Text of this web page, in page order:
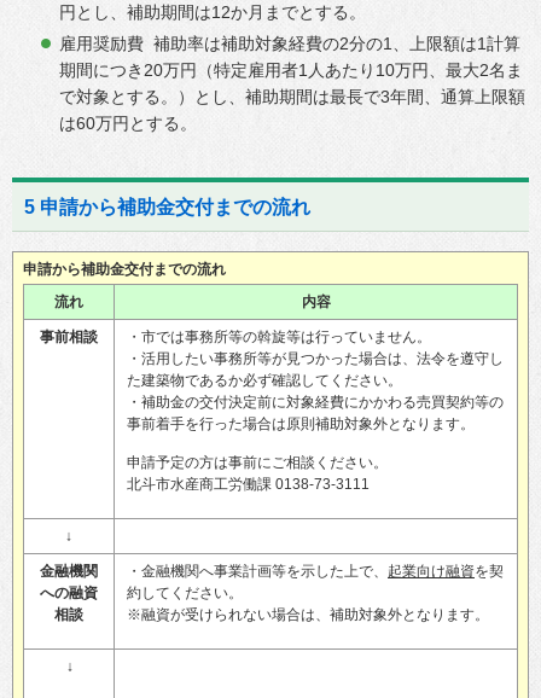
円とし、補助期間は12か月までとする。
雇用奨励費 補助率は補助対象経費の2分の1、上限額は1計算
期間につき20万円（特定雇用者1人あたり10万円、最大2名ま
で対象とする。）とし、補助期間は最長で3年間、通算上限額
は60万円とする。
5 申請から補助金交付までの流れ
申請から補助金交付までの流れ
流れ
内容
事前相談
・市では事務所等の斡旋等は行っていません。
・活用したい事務所等が見つかった場合は、法令を遵守し
た建築物であるか必ず確認してください。
・補助金の交付決定前に対象経費にかかわる売買契約等の
事前着手を行った場合は原則補助対象外となります。
申請予定の方は事前にご相談ください。
北斗市水産商工労働課 0138-73-3111
↓
金融機関
への融資
相談
・金融機関へ事業計画等を示した上で、 起業向け融資を契
約してください。
※融資が受けられない場合は、補助対象外となります。
↓